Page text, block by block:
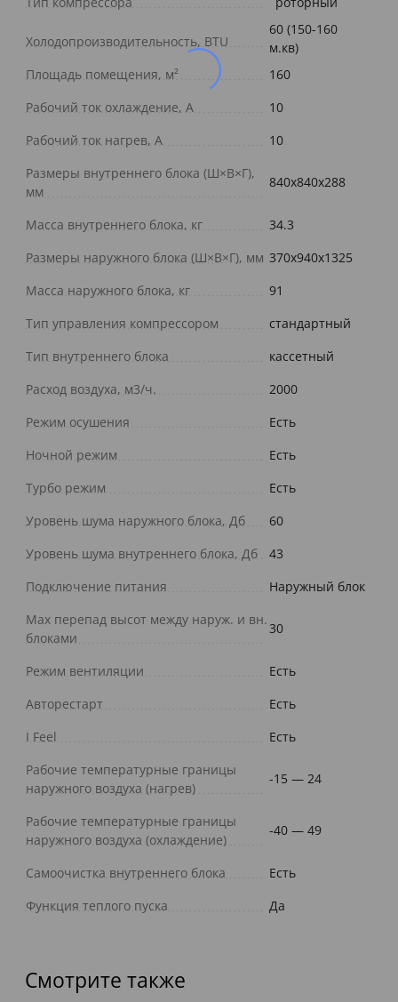
Холодопроизводительность, BTU
60 (150-160
м.кв)
Площадь помещения, м²
160
Рабочий ток охлаждение, А
10
Рабочий ток нагрев, А
10
Размеры внутреннего блока (Ш×В×Г),
мм
840x840x288
Масса внутреннего блока, кг
34.3
Размеры наружного блока (Ш×В×Г), мм 370x940x1325
Масса наружного блока, кг
91
Тип управления компрессором
стандартный
Тип внутреннего блока
кассетный
Расход воздуха, м3/ч.
2000
Режим осушения
Есть
Ночной режим
Есть
Турбо режим
Есть
Уровень шума наружного блока, Дб
60
Уровень шума внутреннего блока, Дб
43
Подключение питания
Наружный блок
Max перепад высот между наруж. и вн.
блоками
30
Режим вентиляции
Есть
Авторестарт
Есть
I Feel
Есть
Рабочие температурные границы
наружного воздуха (нагрев)
-15 — 24
Рабочие температурные границы
наружного воздуха (охлаждение)
-40 — 49
Самоочистка внутреннего блока
Есть
Функция теплого пуска
Да
Смотрите также